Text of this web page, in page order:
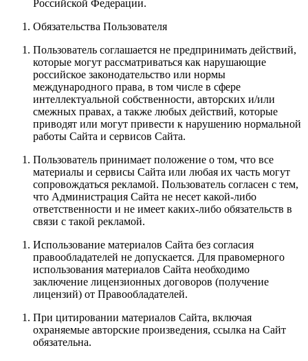
Российской Федерации.
Обязательства Пользователя
Пользователь соглашается не предпринимать действий,
которые могут рассматриваться как нарушающие
российское законодательство или нормы
международного права, в том числе в сфере
интеллектуальной собственности, авторских и/или
смежных правах, а также любых действий, которые
приводят или могут привести к нарушению нормальной
работы Сайта и сервисов Сайта.
Пользователь принимает положение о том, что все
материалы и сервисы Сайта или любая их часть могут
сопровождаться рекламой. Пользователь согласен с тем,
что Администрация Сайта не несет какой-либо
ответственности и не имеет каких-либо обязательств в
связи с такой рекламой.
Использование материалов Сайта без согласия
правообладателей не допускается. Для правомерного
использования материалов Сайта необходимо
заключение лицензионных договоров (получение
лицензий) от Правообладателей.
При цитировании материалов Сайта, включая
охраняемые авторские произведения, ссылка на Сайт
обязательна.